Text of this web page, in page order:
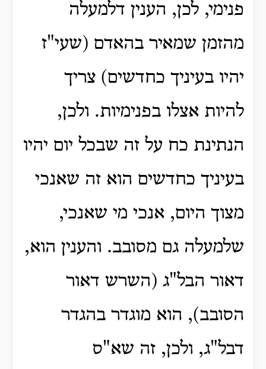
פנימי, לכן, הענין דלמעלה
מהזמן שמאיר בהאדם (שעי"ז
יהיו בעיניך כחדשים) צריך
להיות אצלו בפנימיות. ולכן,
הנתינת כח על זה שבכל יום יהיו
בעיניך כחדשים הוא זה שאנכי
מצוך היום, אנכי מי שאנכי,
שלמעלה גם מסובב. והענין הוא,
דאור הבל"ג (השרש דאור
הסובב), הוא מוגדר בהגדר
דבל"ג, ולכן, זה שא"ס